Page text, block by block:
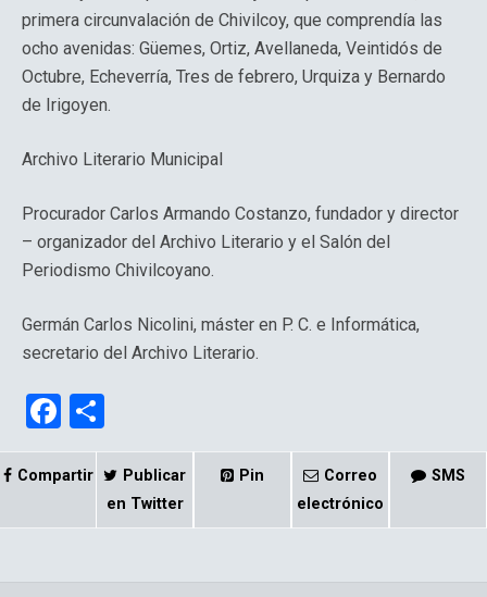
primera circunvalación de Chivilcoy, que comprendía las
ocho avenidas: Güemes, Ortiz, Avellaneda, Veintidós de
Octubre, Echeverría, Tres de febrero, Urquiza y Bernardo
de Irigoyen.
Archivo Literario Municipal
Procurador Carlos Armando Costanzo, fundador y director
– organizador del Archivo Literario y el Salón del
Periodismo Chivilcoyano.
Germán Carlos Nicolini, máster en P. C. e Informática,
secretario del Archivo Literario.
F
a
ce
o
m
p
Compartir
Publicar
en Twitter
Pin
Correo
electrónico
SMS